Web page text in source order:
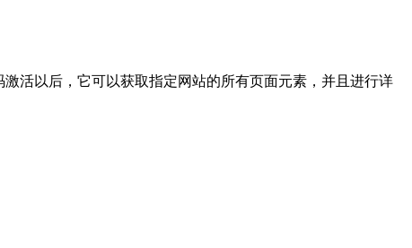
活以后，它可以获取指定网站的所有页面元素，并且进行详